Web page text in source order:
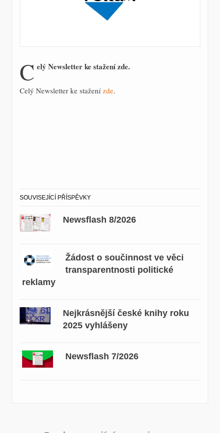
C elý Newsletter ke stažení zde.
Celý Newsletter ke staženízde.
SOUVISEJÍCÍ PŘÍSPĚVKY
Newsflash 8/2026
Žádost o součinnost ve věci
transparentnosti politické
reklamy
Nejkrásnější české knihy roku
2025 vyhlášeny
Newsflash 7/2026